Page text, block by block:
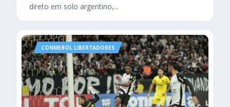
direto em solo argentino,...
CONMEBOL LIBERTADORES